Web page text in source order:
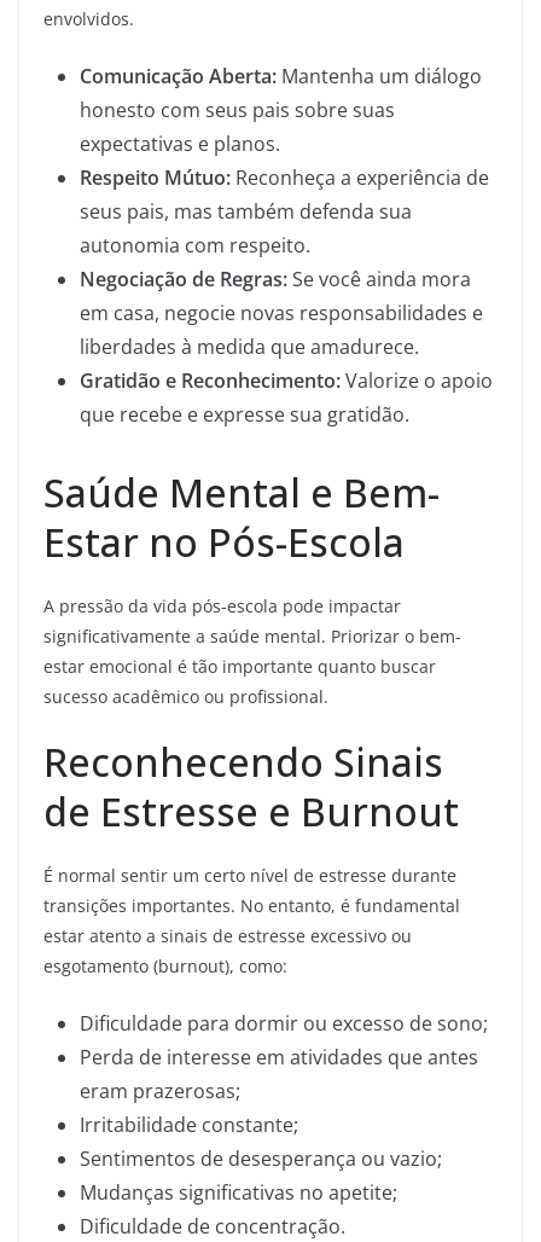
envolvidos.
Comunicação Aberta: Mantenha um diálogo
honesto com seus pais sobre suas
expectativas e planos.
Respeito Mútuo: Reconheça a experiência de
seus pais, mas também defenda sua
autonomia com respeito.
Negociação de Regras:Se você ainda mora
em casa, negocie novas responsabilidades e
liberdades à medida que amadurece.
Gratidão e Reconhecimento:Valorize o apoio
que recebe e expresse sua gratidão.
Saúde Mental e Bem-
Estar no Pós-Escola
A pressão da vida pós-escola pode impactar
significativamente a saúde mental. Priorizar o bem-
estar emocional é tão importante quanto buscar
sucesso acadêmico ou profissional.
Reconhecendo Sinais
de Estresse e Burnout
É normal sentir um certo nível de estresse durante
transições importantes. No entanto, é fundamental
estar atento a sinais de estresse excessivo ou
esgotamento (burnout), como:
Dificuldade para dormir ou excesso de sono;
Perda de interesse em atividades que antes
eram prazerosas;
Irritabilidade constante;
Sentimentos de desesperança ou vazio;
Mudanças significativas no apetite;
Dificuldade de concentração.